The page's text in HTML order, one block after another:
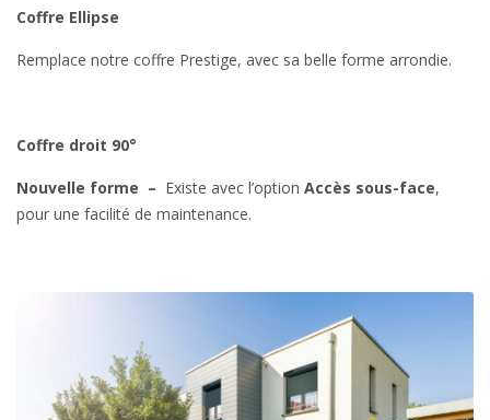
Coffre Ellipse
Remplace notre coffre Prestige, avec sa belle forme arrondie.
Coffre droit 90°
Nouvelle forme – Existe avec l’option Accès sous-face,
pour une facilité de maintenance.